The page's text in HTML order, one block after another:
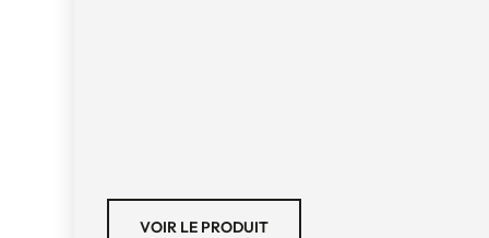
VOIR LE PRODUIT